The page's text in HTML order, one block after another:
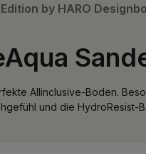
by HARO
Allinclusive-Boden.
und die HydroResist-